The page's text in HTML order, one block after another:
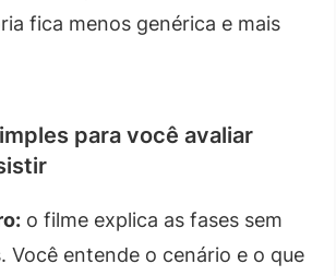
fica menos genérica e mais
para você avaliar
o filme explica as fases sem
Você entende o cenário e o que